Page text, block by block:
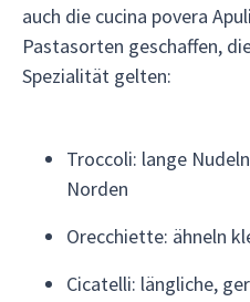
auch die cucina povera
Pastasorten geschaffen,
Spezialität gelten:
Troccoli: lange
Norden
Orecchiette: ähneln
Cicatelli: längliche,